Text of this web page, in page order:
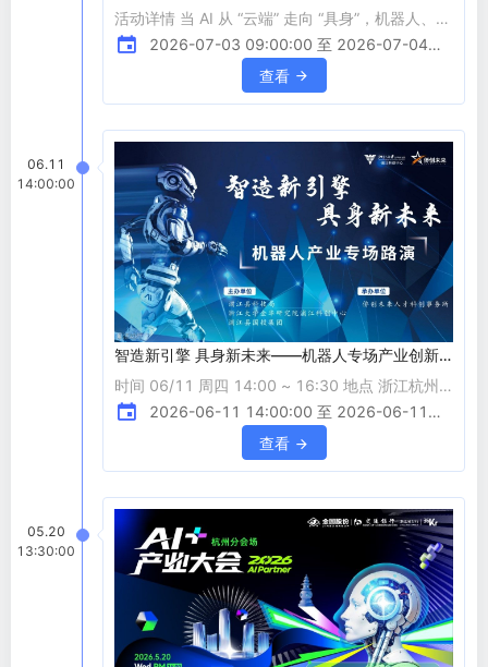
活动详情 当 AI 从 “云端” 走向 “具身”，机器人、智
能装备等产业正迎来 “大脑 - 小脑 - 感知 - 执行”
全链路重构：大模型驱动的协同架构重塑决策逻
辑，灵巧手、触觉传感器等硬件突破定义交互边
具身智能从实验室走向量产的关键支点。当前行业
既面临 “卡脖子” 技术攻坚的压力，也迎来国产化
替代、生态协同的机遇窗口，全球竞争与产业升级
的双重浪潮，正推
2026-07-03 09:00:00 至 2026-07-04
查看
06.11
14:00:00
智造新引擎 具身新未来——机器人专场产业创新
路演活动
时间 06/11 周四 14:00 ~ 16:30 地点 浙江杭州
浙江大学金华研究院浦江科创中心(余杭区文一西
路1218号30幢5单元) 活动详情 一、活动时间与
地点 活动时间：2026年6月11日（周四） 活动地
一西路1218号30幢5单元） 二、组织单位 主办单
位:浦江县科技局、浙江大学金华研究院浦江科创
中心、浦江县国投集团 承办单位:侨创未来人才科
2026-06-11 14:00:00 至 2026-06-11
查看
05.20
13:30:00